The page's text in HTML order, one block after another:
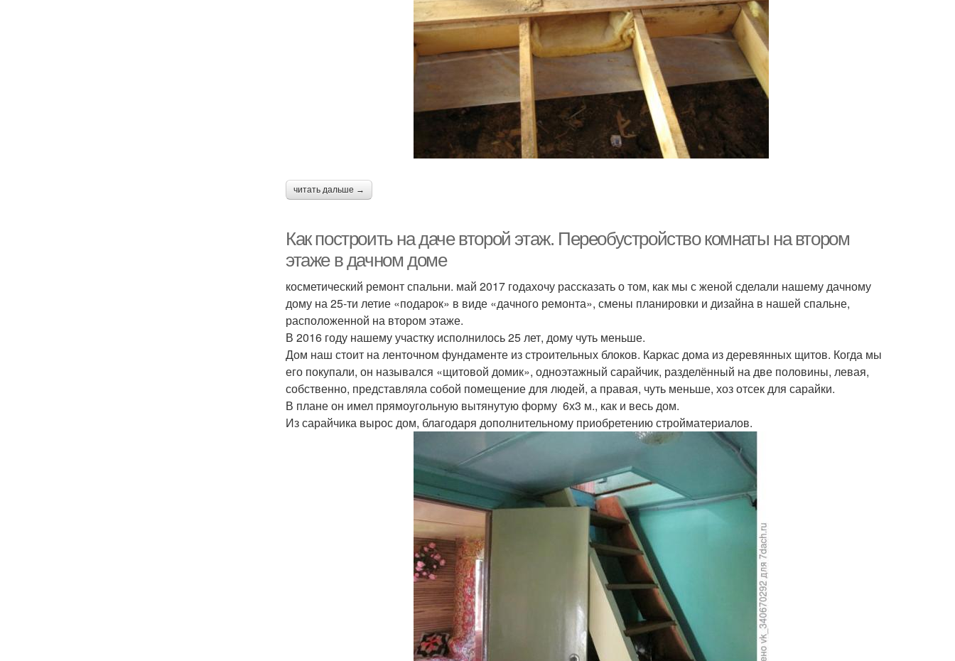
читать дальше →
Как построить на даче второй этаж. Переобустройство комнаты на втором
этаже в дачном доме
косметический ремонт спальни. май 2017 годахочу рассказать о том, как мы с женой сделали нашему дачному
дому на 25-ти летие «подарок» в виде «дачного ремонта», смены планировки и дизайна в нашей спальне,
расположенной на втором этаже.
В 2016 году нашему участку исполнилось 25 лет, дому чуть меньше.
Дом наш стоит на ленточном фундаменте из строительных блоков. Каркас дома из деревянных щитов. Когда мы
его покупали, он назывался «щитовой домик», одноэтажный сарайчик, разделённый на две половины, левая,
собственно, представляла собой помещение для людей, а правая, чуть меньше, хоз отсек для сарайки.
В плане он имел прямоугольную вытянутую форму 6х3 м., как и весь дом.
Из сарайчика вырос дом, благодаря дополнительному приобретению стройматериалов.